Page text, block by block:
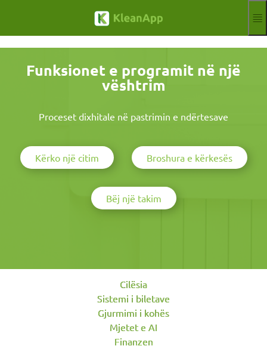
Hilfe
Webinars
Punë
Njoftoni
Provë falas
Funksionet e programit në një
vështrim
Proceset dixhitale në pastrimin e ndërtesave
Kërko një citim Broshura e kërkesës
Bëj një takim
Cilësia
Sistemi i biletave
Gjurmimi i kohës
Mjetet e AI
Finanzen